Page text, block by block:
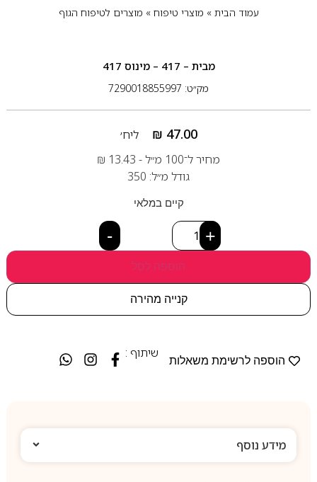
עמוד הבית» מוצרי טיפוח» מוצרים לטיפוח הגוף
מבית – 417 – מינוס 417
מק״ט: 7290018855997
₪ 47.00
ליח׳
מחיר ל־100 מ״ל -
₪ 13.43
גודל מ״ל: 350
קיים במלאי
- +
הוספה לסל
קנייה מהירה
הוספה לרשימת משאלות
שיתוף :
מידע נוסף